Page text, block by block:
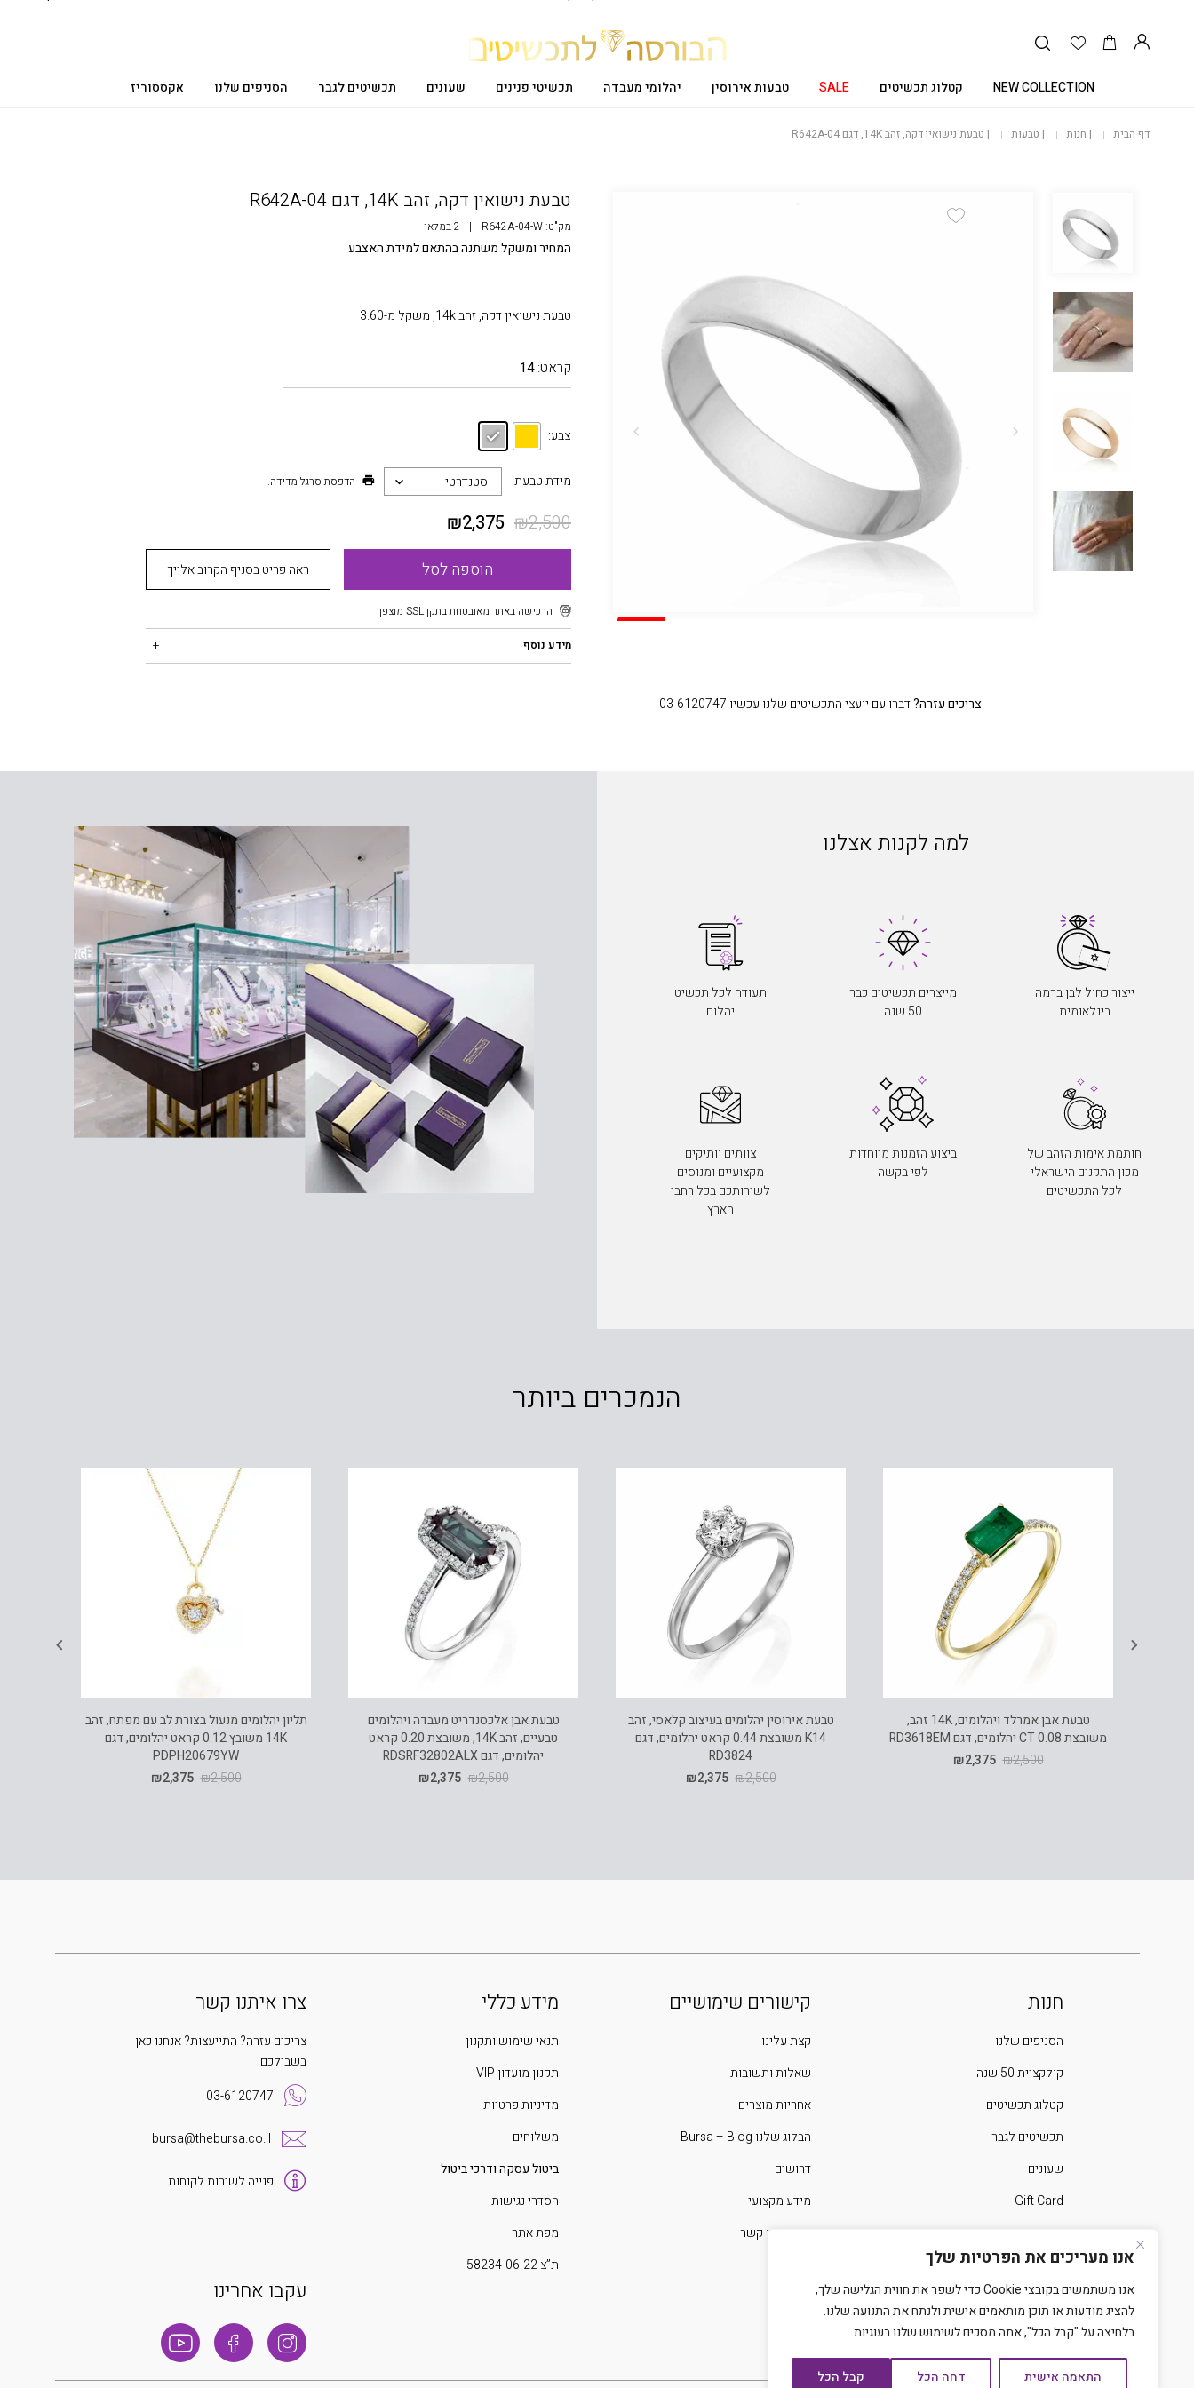
אנו מעריכים את הפרטיות שלך
אנו משתמשים בקובצי Cookie כדי לשפר את חווית הגלישה שלך,
להציג מודעות או תוכן מותאמים אישית ולנתח את התנועה שלנו.
בלחיצה על "קבל הכל", אתה מסכים לשימוש שלנו בעוגיות.
התאמה אישית דחה הכל קבל הכל
NEW COLLECTION קטלוג תכשיטים SALE טבעות אירוסין יהלומי מעבדה תכשיטי פנינים שעונים תכשיטים לגבר הסניפים שלנו אקססוריז
דף הבית | חנות | טבעות | טבעת נישואין דקה, זהב 14K, דגם R642A-04
SALE
צריכים עזרה?דברו עם יועצי התכשיטים שלנו עכשיו 03-6120747
טבעת נישואין דקה, זהב 14K, דגם R642A-04
מק"ט:R642A-04-W
| 2 במלאי
צבע:
מידת טבעת: סטנדרטי הדפסת סרגל מדידה.
₪2,500
₪2,375
הוספה לסל ראה פריט בסניף הקרוב אלייך
הרכישה באתר מאובטחת בתקן SSL מוצפן
המחיר ומשקל משתנה בהתאם למידת האצבע
טבעת נישואין דקה, זהב 14k, משקל מ-3.60
קראט:14
מידע נוסף
למה לקנות אצלנו
ייצור כחול לבן ברמה
בינלאומית
מייצרים תכשיטים כבר
50 שנה
תעודה לכל תכשיט
יהלום
חותמת אימות הזהב של
מכון התקנים הישראלי
לכל התכשיטים
ביצוע הזמנות מיוחדות
לפי בקשה
צוותים וותיקים
מקצועיים ומנוסים
לשירותכם בכל רחבי
הארץ
הנמכרים ביותר
טבעת אבן אמרלד ויהלומים, 14K זהב,
משובצת 0.08 CT יהלומים, דגם RD3618EM
₪2,500
₪2,375
טבעת אירוסין יהלומים בעיצוב קלאסי, זהב
K14 משובצת 0.44 קראט יהלומים, דגם
RD3824
₪2,500
₪2,375
טבעת אבן אלכסנדריט מעבדה ויהלומים
טבעיים, זהב 14K, משובצת 0.20 קראט
יהלומים, דגם RDSRF32802ALX
₪2,500
₪2,375
תליון יהלומים מנעול בצורת לב עם מפתח, זהב
14K משובץ 0.12 קראט יהלומים, דגם
PDPH20679YW
₪2,500
₪2,375
חנות
הסניפים שלנו
קולקציית 50 שנה
קטלוג תכשיטים
תכשיטים לגבר
שעונים
Gift Card
קישורים שימושיים
קצת עלינו
שאלות ותשובות
אחריות מוצרים
הבלוג שלנו Bursa – Blog
דרושים
מידע מקצועי
צרו איתנו קשר
מידע כללי
תנאי שימוש ותקנון
תקנון מועדון VIP
מדיניות פרטיות
משלוחים
ביטול עסקה ודרכי ביטול
הסדרי נגישות
מפת אתר
ת”צ 58234-06-22
צרו איתנו קשר
צריכים עזרה? התייעצות? אנחנו כאן
בשבילכם
03-6120747
bursa@thebursa.co.il
פנייה לשירות לקוחות
עקבו אחרינו